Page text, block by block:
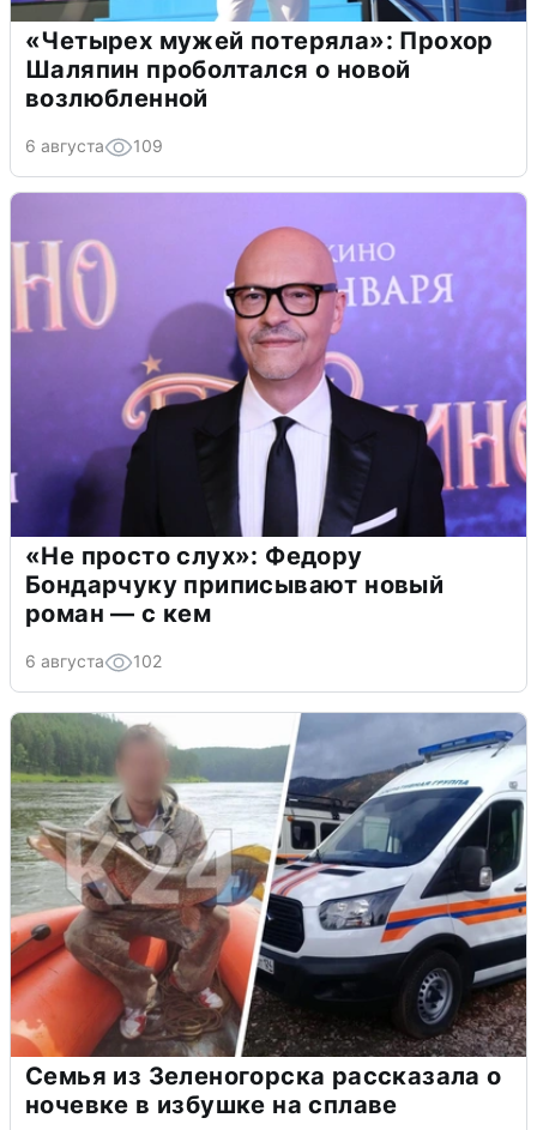
«Четырех мужей потеряла»: Прохор
Шаляпин проболтался о новой
возлюбленной
6 августа 109
«Не просто слух»: Федору
Бондарчуку приписывают новый
роман — с кем
6 августа 102
Семья из Зеленогорска рассказала о
ночевке в избушке на сплаве